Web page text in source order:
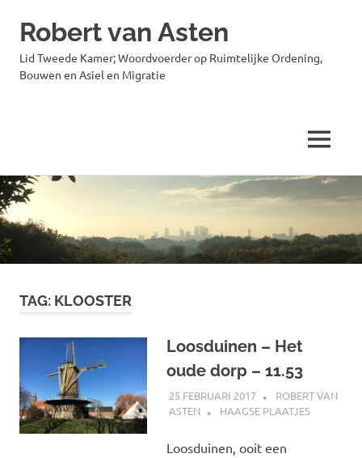
Ga
naar
de
inhoud
Robert van Asten
Lid Tweede Kamer; Woordvoerder op Ruimtelijke Ordening,
Bouwen en Asiel en Migratie
MENU
TAG: KLOOSTER
Loosduinen – Het
oude dorp – 11.53
25 FEBRUARI 2017
ROBERT VAN
ASTEN
HAAGSE PLAATJES
Loosduinen, ooit een